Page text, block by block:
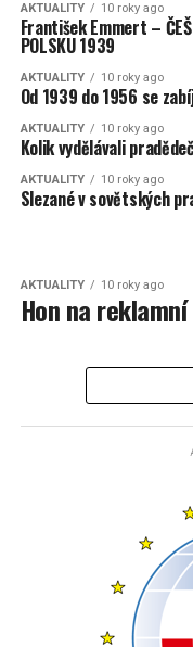
AKTUALITY 10 roky ago
František Emmert –
POLSKU 1939
AKTUALITY 10 roky ago
Od 1939 do 1956 se
AKTUALITY 10 roky ago
Kolik vydělávali
AKTUALITY 10 roky ago
Slezané v sovětských
AKTUALITY 10 roky ago
Hon na